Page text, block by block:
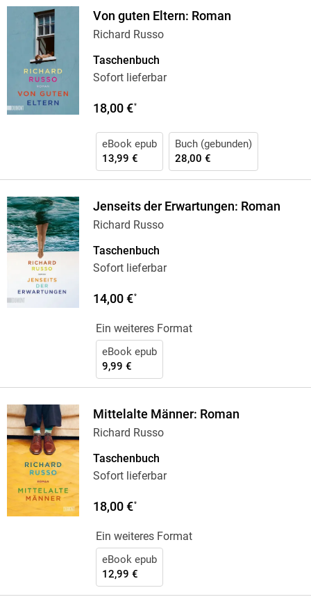
Von guten Eltern: Roman
Richard Russo
Taschenbuch
Sofort lieferbar
18,00 €*
eBook epub
13,99 €
Buch (gebunden)
28,00 €
Jenseits der Erwartungen: Roman
Richard Russo
Taschenbuch
Sofort lieferbar
14,00 €*
Ein weiteres Format
eBook epub
9,99 €
Mittelalte Männer: Roman
Richard Russo
Taschenbuch
Sofort lieferbar
18,00 €*
Ein weiteres Format
eBook epub
12,99 €